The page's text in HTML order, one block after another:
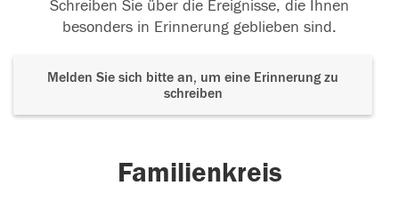
Schreiben Sie über die Ereignisse, die Ihnen
besonders in Erinnerung geblieben sind.
Melden Sie sich bitte an, um eine Erinnerung zu
schreiben
Familienkreis